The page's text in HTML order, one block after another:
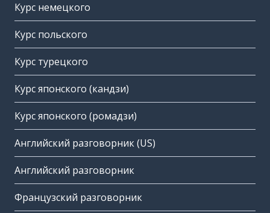
Курс немецкого
Курс польского
Курс турецкого
Курс японского (кандзи)
Курс японского (ромадзи)
Английский разговорник (US)
Английский разговорник
Французский разговорник